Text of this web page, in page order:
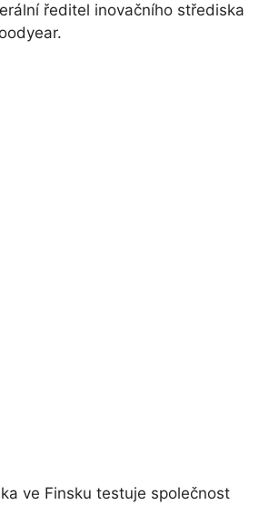
ředitel inovačního střediska
ve Finsku testuje společnost